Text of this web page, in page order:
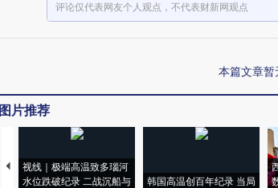
评论仅代表网友个人观点，不代表财新网观点
本篇文章暂
图片推荐
视线｜极端高温致多瑙河
水位跌破纪录 二战沉船与
韩国高温创百年纪录 当局